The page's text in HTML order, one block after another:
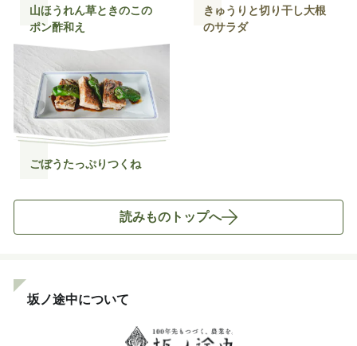
山ほうれん草ときのこの
ポン酢和え
きゅうりと切り干し大根
のサラダ
ごぼうたっぷりつくね
読みものトップへ
坂ノ途中について